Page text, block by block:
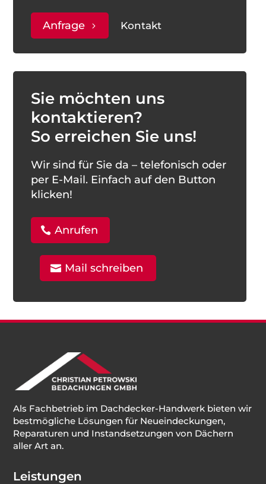
Anfrage Kontakt
Sie möchten uns
kontaktieren?
So erreichen Sie uns!
Wir sind für Sie da – telefonisch oder
per E-Mail. Einfach auf den Button
klicken!
Anrufen
Mail schreiben
Als Fachbetrieb im Dachdecker-Handwerk bieten wir
bestmögliche Lösungen für Neueindeckungen,
Reparaturen und Instandsetzungen von Dächern
aller Art an.
Leistungen